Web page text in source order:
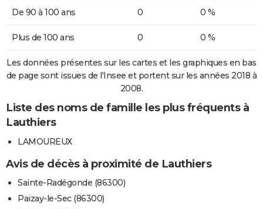
De 90 à 100 ans 0 0 %
Plus de 100 ans 0 0 %
Les données présentes sur les cartes et les graphiques en bas
de page sont issues de l'Insee et portent sur les années 2018 à
2008.
Liste des noms de famille les plus fréquents à
Lauthiers
LAMOUREUX
Avis de décès à proximité de Lauthiers
Sainte-Radégonde (86300)
Paizay-le-Sec (86300)